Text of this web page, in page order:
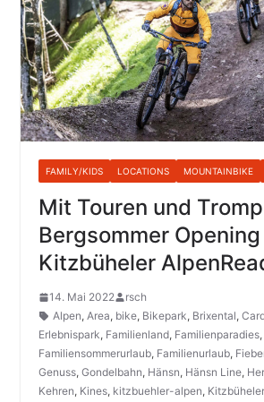
FAMILY/KIDS LOCATIONS MOUNTAINBIKE
Mit Touren und
Bergsommer
Kitzbüheler
14. Mai 2022
rsch
Alpen, Area, bike, Bikepark, Brixental,
Erlebnispark, Familienland, Familienparadies,
Familiensommerurlaub, Familienurlaub,
Genuss, Gondelbahn, Hänsn, Hänsn Line,
Kehren, Kines, kitzbuehler-alpen, Kitzbüheler